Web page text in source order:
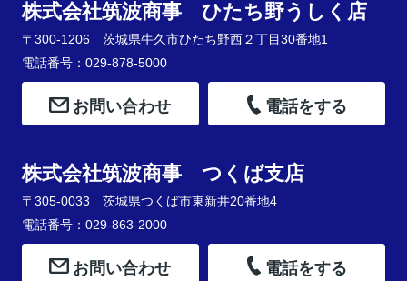
株式会社筑波商事 ひたち野うしく店
〒300-1206 茨城県牛久市ひたち野西２丁目30番地1
電話番号：029-878-5000
お問い合わせ 電話をする
株式会社筑波商事 つくば支店
〒305-0033 茨城県つくば市東新井20番地4
電話番号：029-863-2000
お問い合わせ 電話をする